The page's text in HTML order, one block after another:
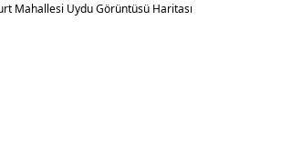
Mahallesi Uydu Görüntüsü Haritası